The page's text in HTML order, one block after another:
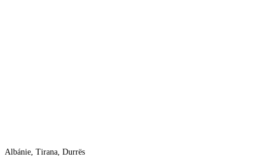
Albánie, Tirana, Durrës